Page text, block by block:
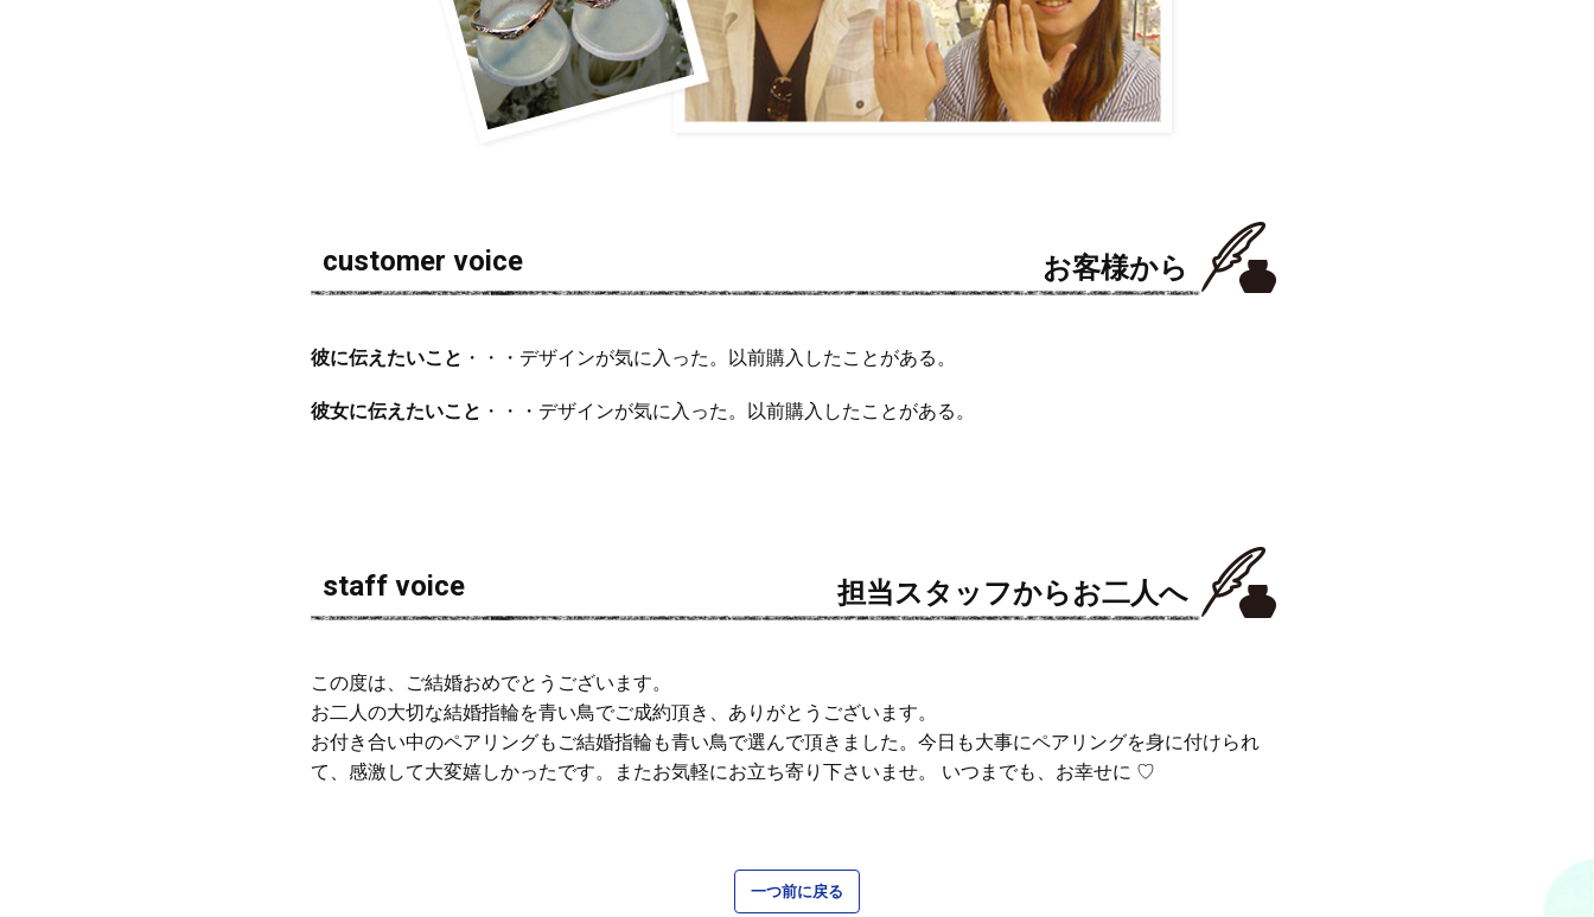
お客様から
customer voice
彼に伝えたいこと ・・・デザインが気に入った。以前購入したことがある。
彼女に伝えたいこと ・・・デザインが気に入った。以前購入したことがある。
担当スタッフからお二人へ
staff voice
この度は、ご結婚おめでとうございます。
お二人の大切な結婚指輪を青い鳥でご成約頂き、ありがとうございます。
お付き合い中のペアリングもご結婚指輪も青い鳥で選んで頂きました。今日も大事にペアリングを身に付けられ
て、感激して大変嬉しかったです。またお気軽にお立ち寄り下さいませ。 いつまでも、お幸せに ♡
一つ前に戻る